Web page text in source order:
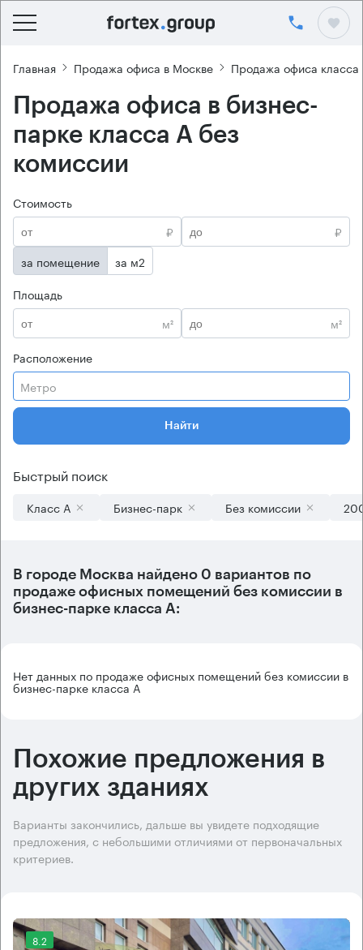
Главная Продажа офиса в Москве Продажа офиса класса
Продажа офиса в бизнес-
парке класса А без
комиссии
Стоимость
₽
₽
за помещение
за м2
Площадь
м²
м²
Расположение
Метро
Найти
Быстрый поиск
Класс А Бизнес-парк Без комиссии
В городе Москва найдено 0 вариантов по
продаже офисных помещений без комиссии в
бизнес-парке класса А:
Нет данных по продаже офисных помещений без комиссии в
бизнес-парке класса А
Похожие предложения в
других зданиях
Варианты закончились, дальше вы увидете подходящие
предложения, с небольшими отличиями от первоначальных
критериев.
8.2